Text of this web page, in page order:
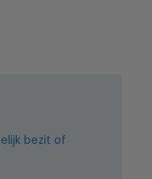
bezit of